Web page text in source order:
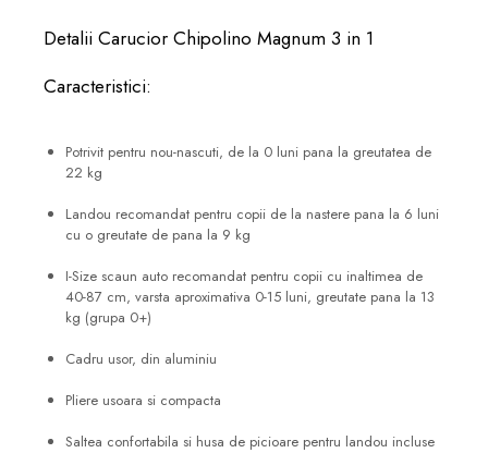
Detalii Carucior Chipolino Magnum 3 in 1
Caracteristici:
Potrivit pentru nou-nascuti, de la 0 luni pana la greutatea de
22 kg
Landou recomandat pentru copii de la nastere pana la 6 luni
cu o greutate de pana la 9 kg
I-Size scaun auto recomandat pentru copii cu inaltimea de
40-87 cm, varsta aproximativa 0-15 luni, greutate pana la 13
kg (grupa 0+)
Cadru usor, din aluminiu
Pliere usoara si compacta
Saltea confortabila si husa de picioare pentru landou incluse